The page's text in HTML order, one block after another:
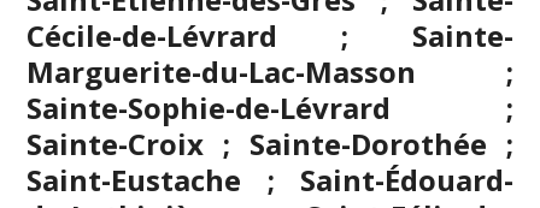
Cécile-de-Lévrard ; Sainte-
Marguerite-du-Lac-Masson ;
Sainte-Sophie-de-Lévrard ;
Sainte-Croix ; Sainte-Dorothée ;
Saint-Eustache ; Saint-Édouard-